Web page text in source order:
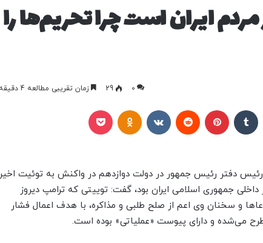
مردم ایران است چرا تحریم‌ها را
0
29 زمان تقریبی مطالعه 4 دقیقه
دفتر رئیس جمهور در دولت دوازدهم در واکنش به توئیت اخیر
جمهوری اسلامی ایران بود، گفت: توییتی که ترامپ دیروز
و سخنان وی اعم از صلح طلبی و مذاکره، با هدف اعمال فشار
می‌شده و دارای پیوست «عملیاتی» بوده است.